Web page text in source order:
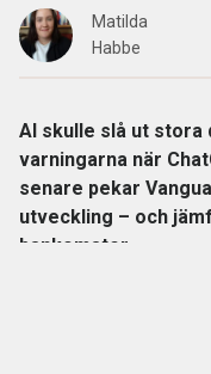
Matilda
Habbe
AI skulle slå ut stora
varningarna när
senare pekar
utveckling – och
bankomater.